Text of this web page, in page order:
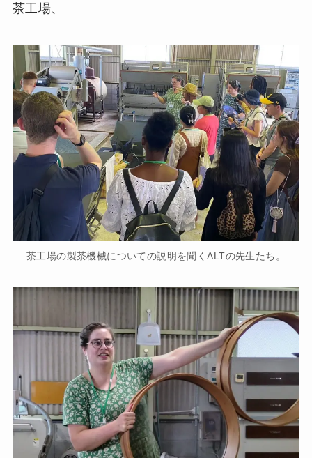
茶工場、
茶工場の製茶機械についての説明を聞くALTの先生たち。